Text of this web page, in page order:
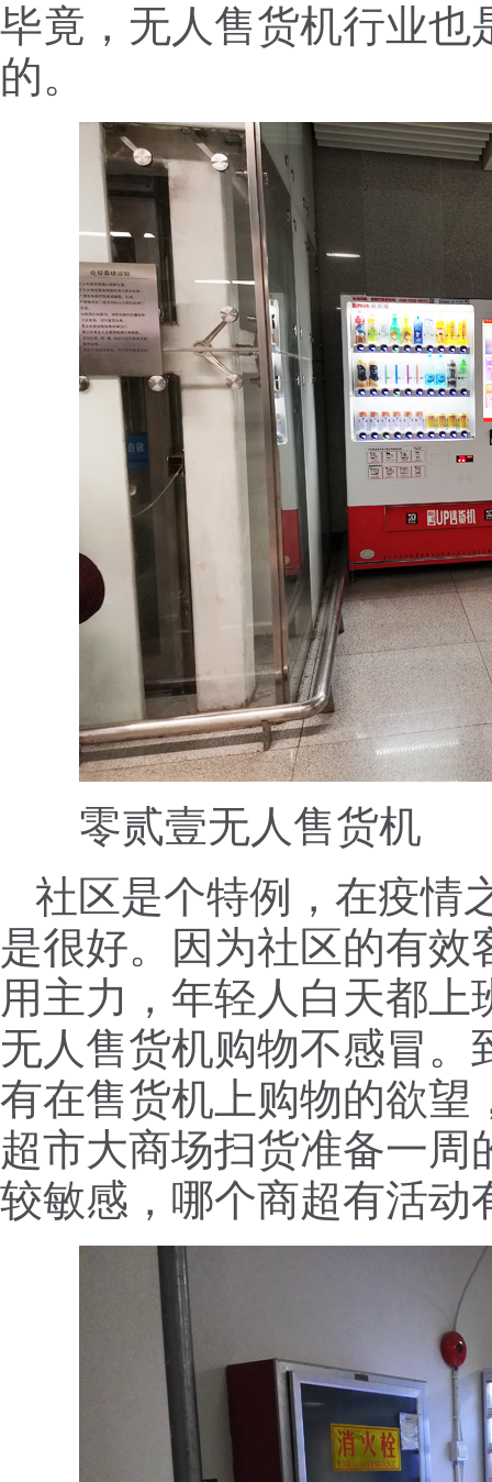
毕竟，无人售货机行业也
的。
零贰壹无人售货机
社区是个特例，在疫情
是很好。因为社区的有
用主力，年轻人白天都
无人售货机购物不感冒
有在售货机上购物的欲望
超市大商场扫货准备一
较敏感，哪个商超有活动